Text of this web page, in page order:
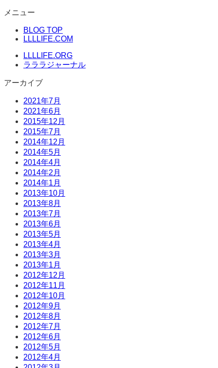
コ
キ
メニュー
BLOG TOP
LLLLIFE.COM
LLLLIFE.ORG
ラララジャーナル
アーカイブ
2021年7月
2021年6月
2015年12月
2015年7月
2014年12月
2014年5月
2014年4月
2014年2月
2014年1月
2013年10月
2013年8月
2013年7月
2013年6月
2013年5月
2013年4月
2013年3月
2013年1月
2012年12月
2012年11月
2012年10月
2012年9月
2012年8月
2012年7月
2012年6月
2012年5月
2012年4月